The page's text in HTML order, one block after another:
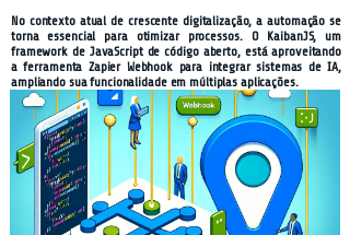
No contexto atual de crescente digitalização, a automação se
torna essencial para otimizar processos. O KaibanJS, um
framework de JavaScript de código aberto, está aproveitando
a ferramenta Zapier Webhook para integrar sistemas de IA,
ampliando sua funcionalidade em múltiplas aplicações.